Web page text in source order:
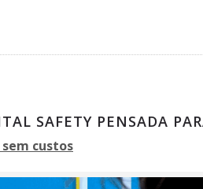
SAFETY PENSADA
custos